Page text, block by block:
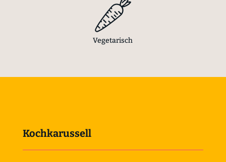
Vegetarisch
Kochkarussell